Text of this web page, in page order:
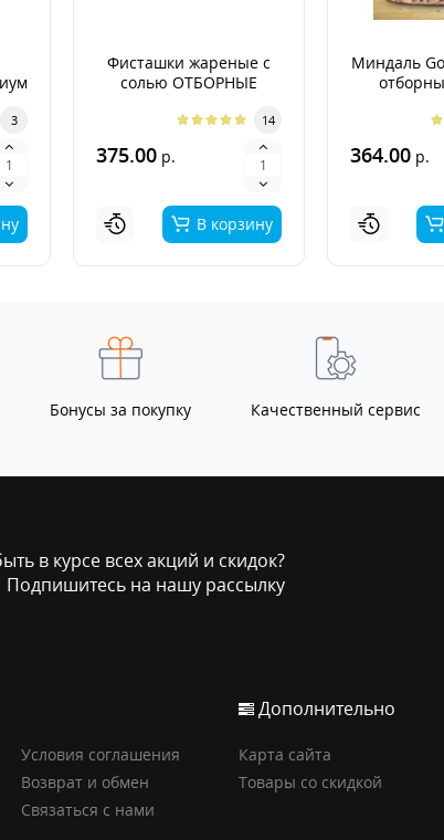
3
Фисташки жареные с
солью ОТБОРНЫЕ
14
375.00 р.
В корзину
Миндаль
364.00 р.
Бонусы за покупку Качественный сервис
в курсе всех акций и скидок?
Подпишитесь на нашу рассылку
Условия соглашения
Возврат и обмен
Связаться с нами
Дополнительно
Карта сайта
Товары со скидкой